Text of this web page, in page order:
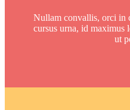
Nullam convallis, orci in
cursus urna, id maximus
ut